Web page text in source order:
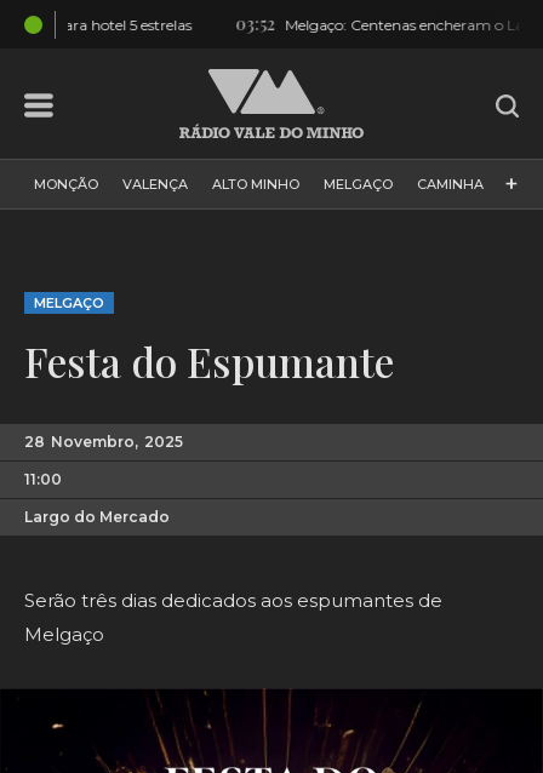
03:52 Melgaço: Centenas encheram o Largo e assistiram a desfile
MONÇÃO VALENÇA ALTO MINHO MELGAÇO CAMINHA
VALE DO MINHO MINHO MUNDO ESPANHA
VILA PRAIA DE ÂNCORA
+
MELGAÇO
Festa do Espumante
28 Novembro, 2025
11:00
Largo do Mercado
Serão três dias dedicados aos espumantes de
Melgaço